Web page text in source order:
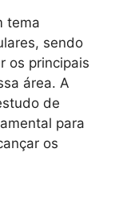
tema
sendo
os principais
área. A
de
para
os